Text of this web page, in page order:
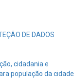
DE DADOS
cidadania e
população da cidade